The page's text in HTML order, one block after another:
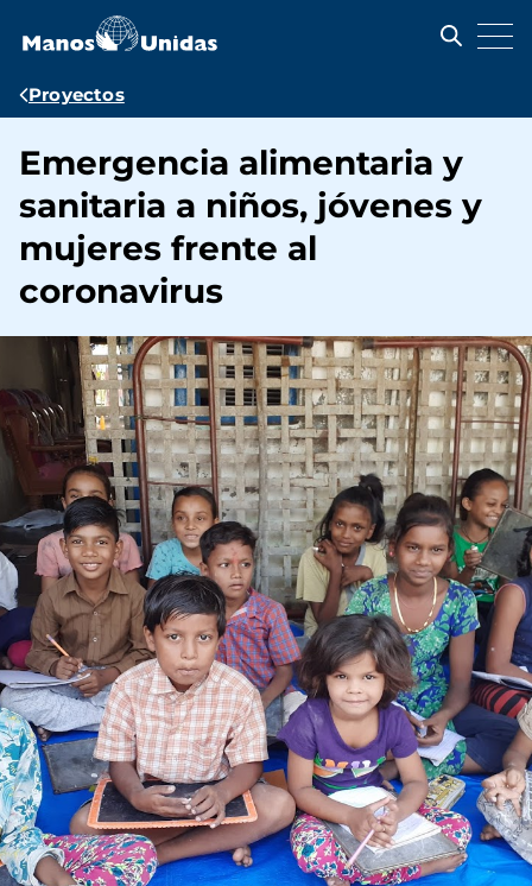
contenido
Ruta
navegación
Proyectos
Emergencia alimentaria y
sanitaria a niños, jóvenes y
mujeres frente al
coronavirus